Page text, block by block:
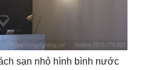
sạn nhỏ hình bình nước